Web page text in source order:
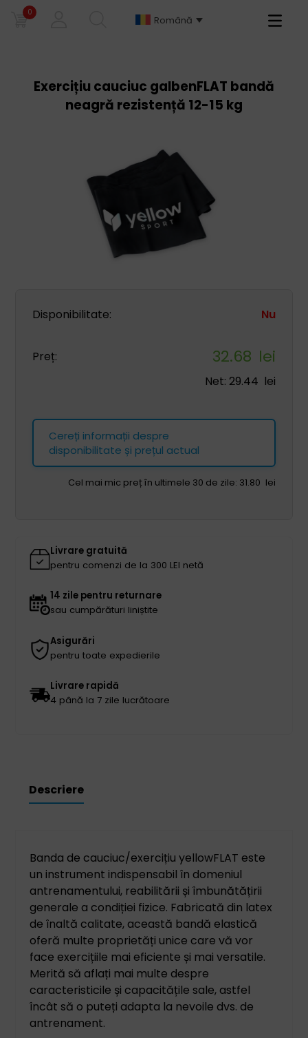
0
Română
Primary
Exercițiu cauciuc galbenFLAT bandă
neagră rezistență 12-15 kg
Disponibilitate: Nu
Preț: 32.68 lei
Net: 29.44 lei
Cereți informații despre
disponibilitate și prețul actual
Cel mai mic preț în ultimele 30 de zile: 31.80 lei
Livrare gratuită
pentru comenzi de la 300 LEI netă
14 zile pentru returnare
sau cumpărături liniștite
Asigurări
pentru toate expedierile
Livrare rapidă
4 până la 7 zile lucrătoare
Descriere
Banda de cauciuc/exercițiu yellowFLAT este
un instrument indispensabil în domeniul
antrenamentului, reabilitării și îmbunătățirii
generale a condiției fizice. Fabricată din latex
de înaltă calitate, această bandă elastică
oferă multe proprietăți unice care vă vor
face exercițiile mai eficiente și mai versatile.
Merită să aflați mai multe despre
caracteristicile și capacitățile sale, astfel
încât să o puteți adapta la nevoile dvs. de
antrenament.